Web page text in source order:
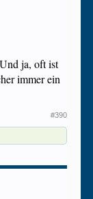
ja, oft ist
immer ein
#390